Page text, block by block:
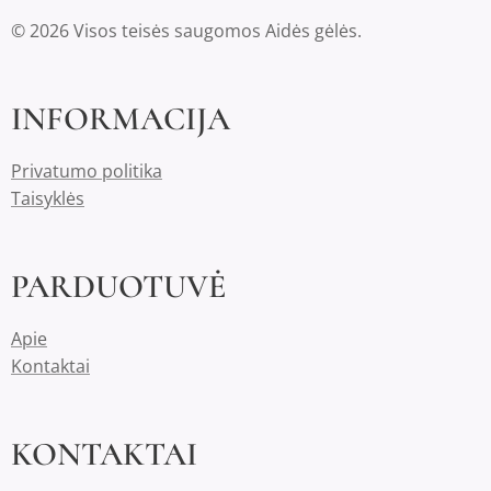
© 2026 Visos teisės saugomos Aidės gėlės.
INFORMACIJA
Privatumo politika
Taisyklės
PARDUOTUVĖ
Apie
Kontaktai
KONTAKTAI